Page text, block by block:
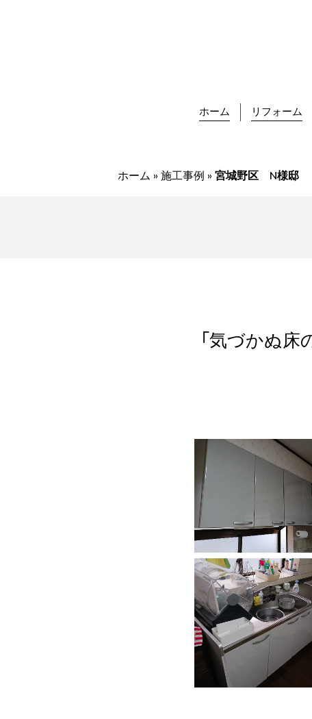
ホーム リフォーム
ホーム » 施工事例 » 宮城野区 N様邸
気づかぬ床